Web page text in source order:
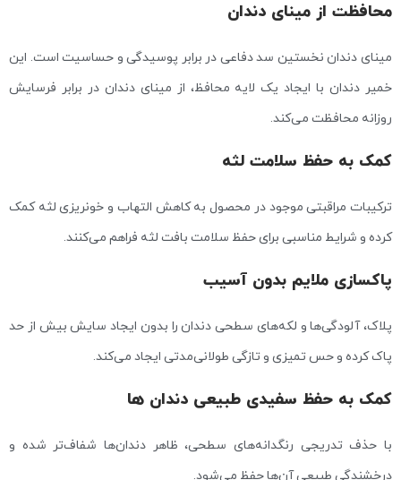
محافظت از مینای دندان
مینای دندان نخستین سد دفاعی در برابر پوسیدگی و حساسیت است. این
خمیر دندان با ایجاد یک لایه محافظ، از مینای دندان در برابر فرسایش
روزانه محافظت می‌کند.
کمک به حفظ سلامت لثه
ترکیبات مراقبتی موجود در محصول به کاهش التهاب و خونریزی لثه کمک
کرده و شرایط مناسبی برای حفظ سلامت بافت لثه فراهم می‌کنند.
پاکسازی ملایم بدون آسیب
پلاک، آلودگی‌ها و لکه‌های سطحی دندان را بدون ایجاد سایش بیش از حد
پاک کرده و حس تمیزی و تازگی طولانی‌مدتی ایجاد می‌کند.
کمک به حفظ سفیدی طبیعی دندان‌ ها
با حذف تدریجی رنگدانه‌های سطحی، ظاهر دندان‌ها شفاف‌تر شده و
درخشندگی طبیعی آن‌ها حفظ می‌شود.